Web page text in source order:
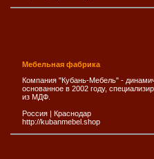
Мебельная фабрика
Компания "Кубань-Мебель" -
основанное в 2002 году,
из МДФ.
Россия | Краснодар
http://kubanmebel.shop